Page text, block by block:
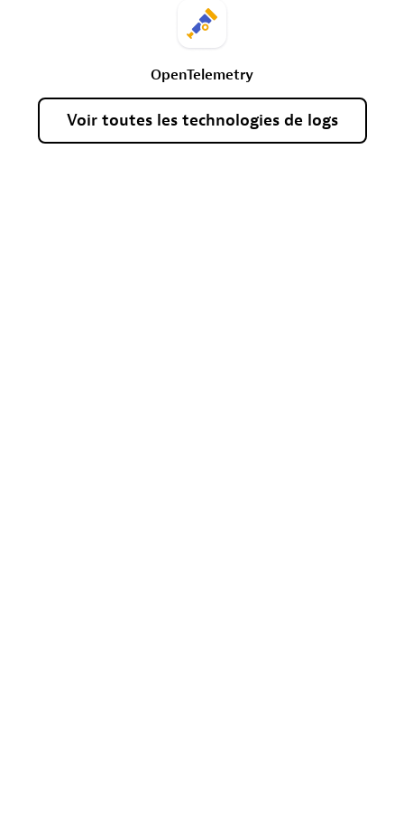
OpenTelemetry
Voir toutes les technologies de logs